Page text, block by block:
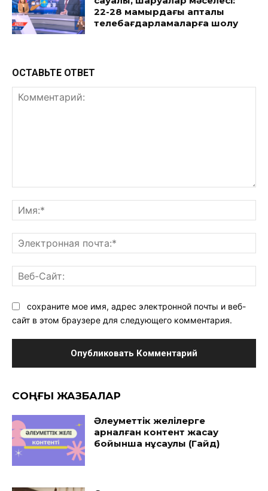
22-28 мамырдағы апталық
телебағдарламаларға шолу
ОСТАВЬТЕ ОТВЕТ
сохраните мое имя, адрес электронной почты и веб-
сайт в этом браузере для следующего комментария.
CОҢҒЫ ЖАЗБАЛАР
Әлеуметтік желілерге
арналған контент жасау
бойынша нұсқаулық (Гайд)